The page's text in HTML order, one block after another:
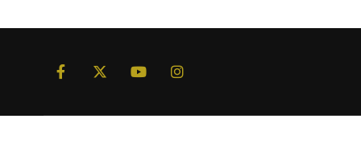
39,90 €.35,91 €. 65,00 €.